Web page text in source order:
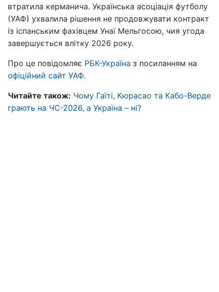
втратила керманича. Українська асоціація футболу
(УАФ) ухвалила рішення не продовжувати контракт
із іспанським фахівцем Унаї Мельгосою, чия угода
завершується влітку 2026 року.
Про це повідомляє РБК-Україна з посиланням на
офіційний сайт УАФ.
Читайте також: Чому Гаїті, Кюрасао та Кабо-Верде
грають на ЧС-2026, а Україна – ні?